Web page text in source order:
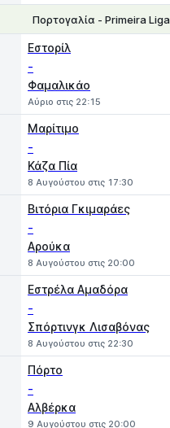
Πορτογαλία - Primeira Liga
Εστορίλ
-
Φαμαλικάο
Αύριο στις 22:15
Μαρίτιμο
-
Κάζα Πία
8 Αυγούστου στις 17:30
Βιτόρια Γκιμαράες
-
Αρούκα
8 Αυγούστου στις 20:00
Εστρέλα Αμαδόρα
-
Σπόρτινγκ Λισαβόνας
8 Αυγούστου στις 22:30
Πόρτο
-
Αλβέρκα
9 Αυγούστου στις 20:00